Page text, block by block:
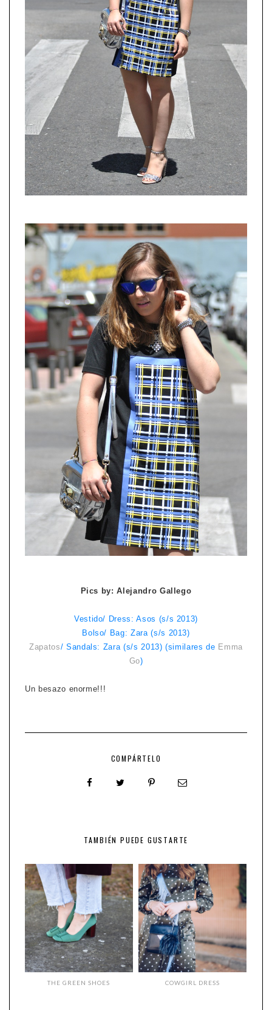
Pics by: Alejandro Gallego
Vestido/ Dress: Asos (s/s 2013)
Bolso/ Bag: Zara (s/s 2013)
Zapatos/ Sandals: Zara (s/s 2013) (similares de Emma
Go)
Un besazo enorme!!!
COMPÁRTELO
TAMBIÉN PUEDE GUSTARTE
THE GREEN SHOES COWGIRL DRESS